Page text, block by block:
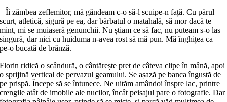
– Îi zâmbea zeflemitor, mă gândeam c‑o să‑l scuipe‑n față. Cu părul
scurt, atletică, sigură pe ea, dar bărbatul o matahală, să mor dacă te
mint, mi se muiaseră genunchii. Nu știam ce să fac, nu puteam s‑o las
singură, dar nici cu huiduma n‑avea rost să mă pun. Mă înghițea ca
pe‑o bucată de brânză.
Florin ridică o scândură, o cântărește preț de câteva clipe în mână, apoi
o sprijină vertical de pervazul geamului. Se așază pe banca îngustă de
pe prispă. Începe să se întunece. Ne uităm amândoi înspre lac, printre
crengile atât de imobile ale nucilor, încât peisajul pare o fotografie. Dar